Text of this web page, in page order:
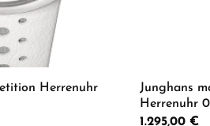
Herrenuhr
Junghans
Herrenuhr
Regulärer Preis:
1.295,00 €